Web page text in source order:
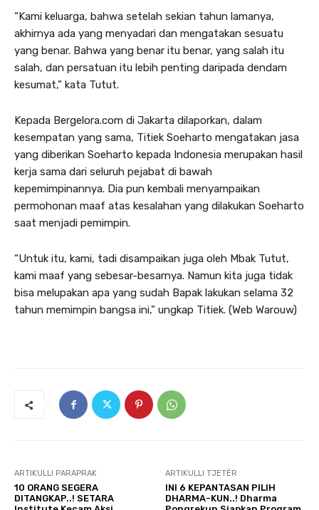
“Kami keluarga, bahwa setelah sekian tahun lamanya,
akhirnya ada yang menyadari dan mengatakan sesuatu
yang benar. Bahwa yang benar itu benar, yang salah itu
salah, dan persatuan itu lebih penting daripada dendam
kesumat,” kata Tutut.
Kepada Bergelora.com di Jakarta dilaporkan, dalam
kesempatan yang sama, Titiek Soeharto mengatakan jasa
yang diberikan Soeharto kepada Indonesia merupakan hasil
kerja sama dari seluruh pejabat di bawah
kepemimpinannya. Dia pun kembali menyampaikan
permohonan maaf atas kesalahan yang dilakukan Soeharto
saat menjadi pemimpin.
“Untuk itu, kami, tadi disampaikan juga oleh Mbak Tutut,
kami maaf yang sebesar-besarnya. Namun kita juga tidak
bisa melupakan apa yang sudah Bapak lakukan selama 32
tahun memimpin bangsa ini,” ungkap Titiek. (Web Warouw)
ARTIKULLI PARAPRAK
10 ORANG SEGERA
DITANGKAP..! SETARA
ARTIKULLI TJETËR
INI 6 KEPANTASAN PILIH
DHARMA-KUN..! Dharma